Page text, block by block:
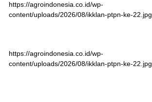
https://agroindonesia.co.id/wp-
content/uploads/2026/08/ikklan-ptpn-ke-22.jpg
https://agroindonesia.co.id/wp-
content/uploads/2026/08/ikklan-ptpn-ke-22.jpg